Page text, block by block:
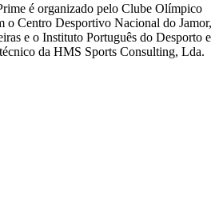
é organizado pelo Clube Olímpico
o Centro Desportivo Nacional do Jamor,
e o Instituto Português do Desporto e
da HMS Sports Consulting, Lda.